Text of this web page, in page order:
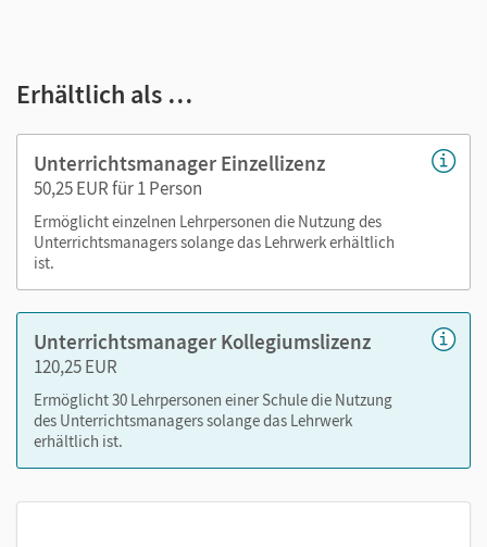
nutzen Sie sie jederzeit – online und auch offline.
Ihr Unterrichtsmanager enthält:
E-Book mit seitengenauer Materialanordnung
Handreichungen
Audios
Lösungen
Transkripte
Prüfungstraining
Mit dem Kauf erhalten Sie einen Code zur Freischaltung des
E-Books aufmein.cornelsen.de
Lernen.Cornelsen (mit neuen Features) aktivieren:
Erhältlich als …
Unterrichtsmanager Einzellizenz
50,25 EUR für 1 Person
Ermöglicht einzelnen Lehrpersonen die Nutzung des
Unterrichtsmanagers solange das Lehrwerk erhältlich
ist.
Unterrichtsmanager Kollegiumslizenz
120,25 EUR
Ermöglicht 30 Lehrpersonen einer Schule die Nutzung
des Unterrichtsmanagers solange das Lehrwerk
erhältlich ist.